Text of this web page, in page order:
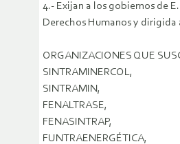
4.- Exijan a los gobiernos de
Derechos Humanos y
ORGANIZACIONES QUE
SINTRAMINERCOL,
SINTRAMIN,
FENALTRASE,
FENASINTRAP,
FUNTRAENERGÉTICA,